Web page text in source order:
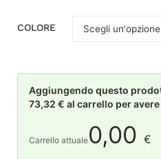
COLORE
Aggiungendo questo
73,32 € al carrello per
Carrello attuale0,00 €